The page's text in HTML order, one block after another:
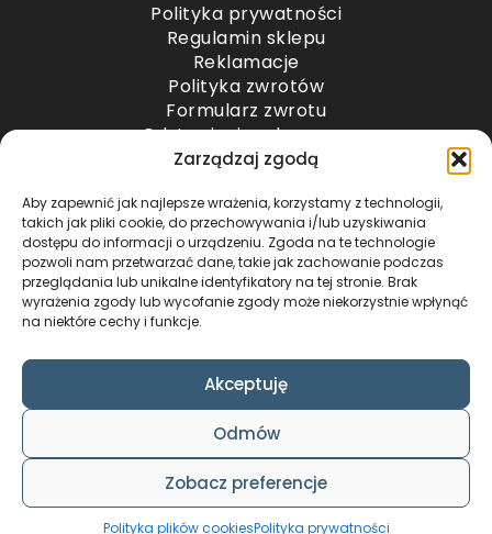
Zarządzaj zgodą
Aby zapewnić jak najlepsze wrażenia, korzystamy z technologii,
takich jak pliki cookie, do przechowywania i/lub uzyskiwania
dostępu do informacji o urządzeniu. Zgoda na te technologie
pozwoli nam przetwarzać dane, takie jak zachowanie podczas
przeglądania lub unikalne identyfikatory na tej stronie. Brak
wyrażenia zgody lub wycofanie zgody może niekorzystnie wpłynąć
na niektóre cechy i funkcje.
Akceptuję
Odmów
Zobacz preferencje
Polityka plików cookiesPolityka prywatności
Polityka prywatności
Regulamin sklepu
Reklamacje
Polityka zwrotów
Formularz zwrotu
Odstąpienie od umowy
Odstąpienie od umowy – przesyłki paletowe
METODY PŁATNOŚCI
COPYRIGHT © 2024 by ADWENTO ŁUKASZ
WIECZOREK / ALL RIGHTS RESERVED
DESIGN & CODE BY
FOXSTUDIO